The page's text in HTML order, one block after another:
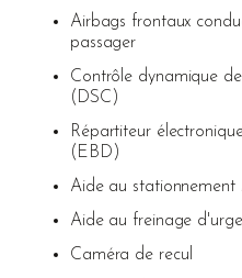
Airbags frontaux
passager
Contrôle dynamique
(DSC)
Répartiteur
(EBD)
Aide au stationnement
Aide au freinage
Caméra de recul